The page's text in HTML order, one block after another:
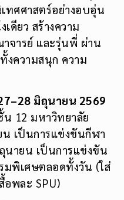
ทศศาสตร์อย่างอบอุ่น
ดียว สร้างความ
จารย์ และรุ่นพี่ ผ่าน
งความสนุก ความ
มิถุนายน 2569
น 12 มหาวิทยาลัย
เป็นการแข่งขันกีฬา
นายน เป็นการแข่งขัน
มพิเศษตลอดทั้งวัน (ใส่
อพละ SPU)